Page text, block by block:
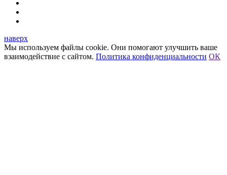
наверх
Мы используем файлы cookie. Они помогают улучшить ваше
взаимодействие с сайтом. Политика конфиденциальности ОК